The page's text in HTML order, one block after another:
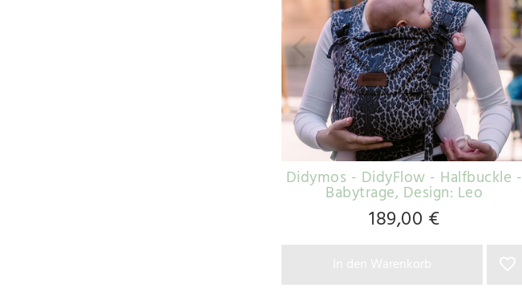
Didymos - DidyFlow - Halfbuckle -
Babytrage, Design: Leo
189,00 €